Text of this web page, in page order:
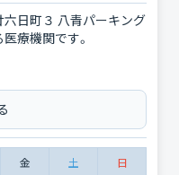
六日町３ 八青パーキング
療機関です。
金 土 日